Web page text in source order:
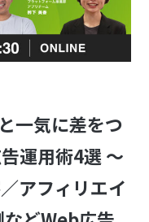
一気に差をつ
運用術4選 〜
アフィリエイ